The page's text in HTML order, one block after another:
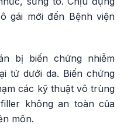
gái mới đến Bệnh viện
bị biến chứng nhiễm
tử dưới da. Biến chứng
các kỹ thuật vô trùng
không an toàn của
môn.